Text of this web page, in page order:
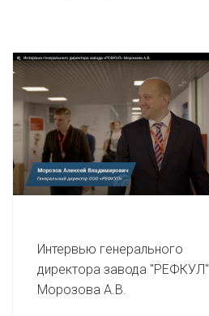
Интервью генерального
директора завода "РЕФКУЛ"
Морозова А.В.